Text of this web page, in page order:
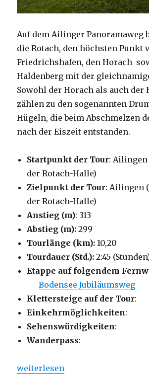
Auf dem Ailinger Panoramaweg
die Rotach, den höchsten Punkt
Friedrichshafen, den Horach
Haldenberg mit der
Sowohl der Horach als auch der
zählen zu den sogenannten
Hügeln, die beim Abschmelzen
nach der Eiszeit entstanden.
Startpunkt der Tour:
der Rotach-Halle)
Zielpunkt der Tour: Ailingen
der Rotach-Halle)
Anstieg (m): 313
Abstieg (m): 299
Tourlänge (km):10,20
Tourdauer (Std.): 2:45
Etappe auf folgendem
Bodensee Jubiläumsweg
Klettersteige auf der Tour:
Einkehrmöglichkeiten:
Sehenswürdigkeiten:
Wanderpass:
„Ailinger Panoramaweg“
weiterlesen